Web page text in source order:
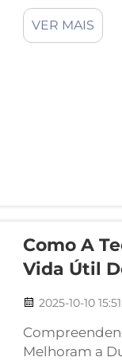
deslizamento
danos por
VER MAIS
Como A
Vida Útil
2025-10-10
Melhoram a